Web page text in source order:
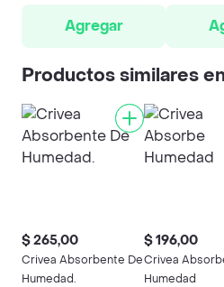
Agregar
Productos similares
$ 265,00
Crivea Absorbente De
Humedad.
$ 196,00
Crivea
Humedad